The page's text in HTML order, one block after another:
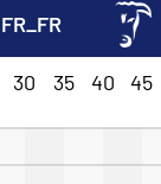
30 35 40 45